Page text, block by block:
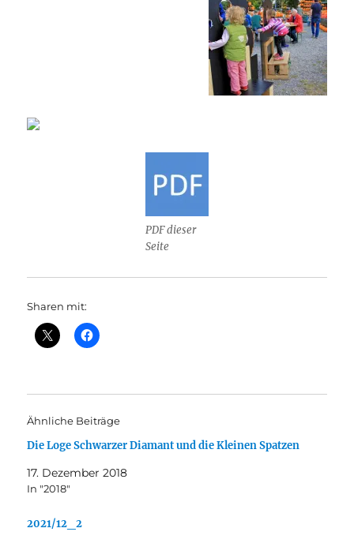
PDF dieser
Seite
Sharen mit:
Ähnliche Beiträge
Die Loge Schwarzer Diamant und die Kleinen Spatzen
17. Dezember 2018
In "2018"
2021/12_2